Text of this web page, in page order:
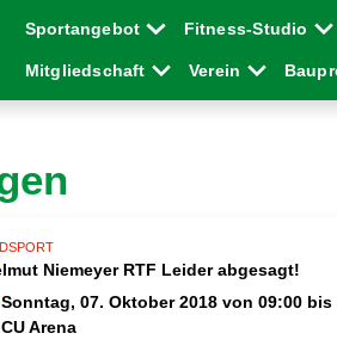
Sportangebot Fitness-Studio
Mitgliedschaft Verein
Niemeyer RTF Leider abgesagt!
Sonntag, 07. Oktober 2018 von 09:00 bis
CU Arena